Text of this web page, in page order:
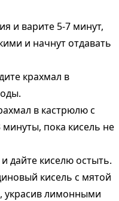
и варите 5-7 минут,
и начнут отдавать
крахмал в
в кастрюлю с
пока кисель не
дайте киселю остыть.
кисель с мятой
лимонными